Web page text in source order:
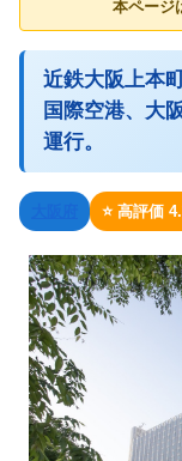
本ページ
近鉄大阪上本
国際空港、大
運行。
⭐ 高評価